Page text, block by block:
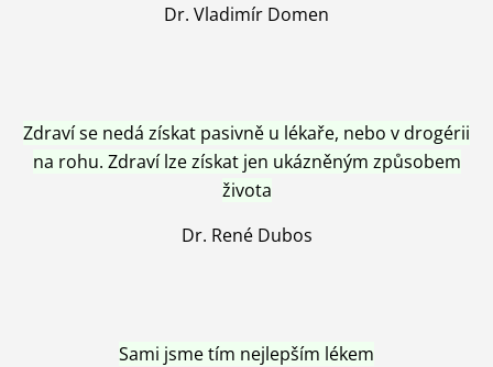
Dr. Vladimír Domen
Zdraví se nedá získat pasivně u lékaře, nebo v drogérii
na rohu. Zdraví lze získat jen ukázněným způsobem
života
Dr. René Dubos
Sami jsme tím nejlepším lékem